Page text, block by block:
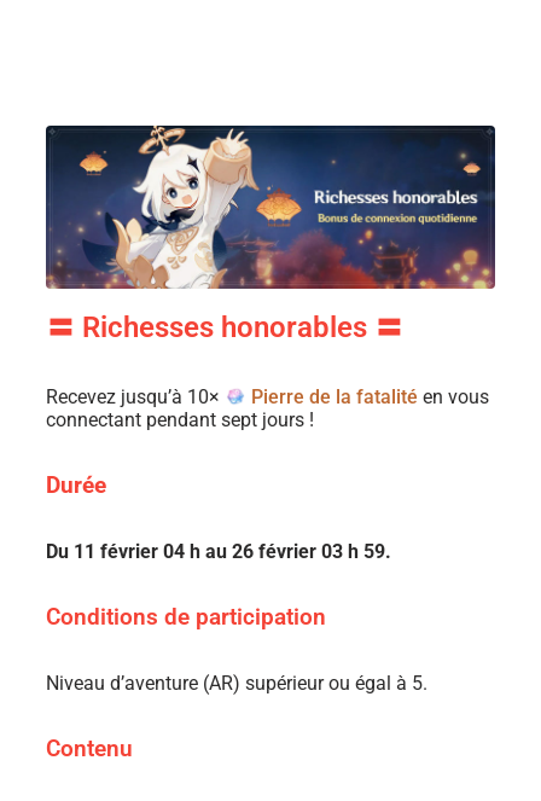
〓 Richesses honorables 〓
Recevez jusqu’à 10× Pierre de la fatalité en vous
connectant pendant sept jours !
Durée
Du 11 février 04 h au 26 février 03 h 59.
Conditions de participation
Niveau d’aventure (AR) supérieur ou égal à 5.
Contenu